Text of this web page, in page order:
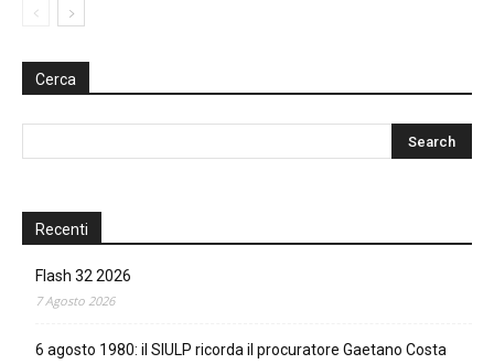
Cerca
Recenti
Flash 32 2026
7 Agosto 2026
6 agosto 1980: il SIULP ricorda il procuratore Gaetano Costa